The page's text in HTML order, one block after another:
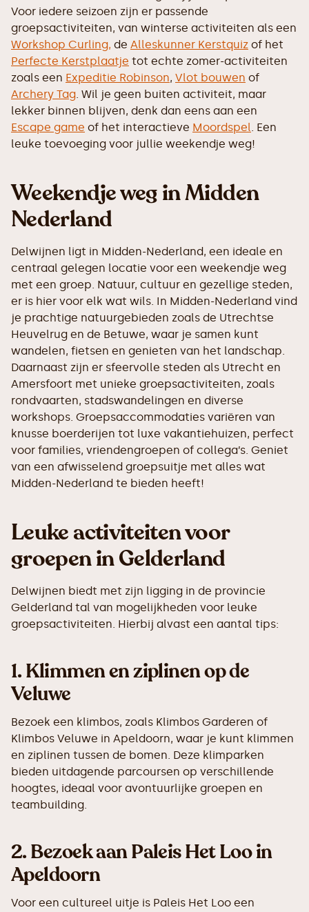
Voor iedere seizoen zijn er passende
groepsactiviteiten, van winterse activiteiten als een
Workshop Curling, de Alleskunner Kerstquiz of het
Perfecte Kerstplaatje tot echte zomer-activiteiten
zoals een Expeditie Robinson, Vlot bouwen of
Archery Tag. Wil je geen buiten activiteit, maar
lekker binnen blijven, denk dan eens aan een
Escape game of het interactieve Moordspel. Een
leuke toevoeging voor jullie weekendje weg!
Weekendje weg in Midden
Nederland
Delwijnen ligt in Midden-Nederland, een ideale en
centraal gelegen locatie voor een weekendje weg
met een groep. Natuur, cultuur en gezellige steden,
er is hier voor elk wat wils. In Midden-Nederland vind
je prachtige natuurgebieden zoals de Utrechtse
Heuvelrug en de Betuwe, waar je samen kunt
wandelen, fietsen en genieten van het landschap.
Daarnaast zijn er sfeervolle steden als Utrecht en
Amersfoort met unieke groepsactiviteiten, zoals
rondvaarten, stadswandelingen en diverse
workshops. Groepsaccommodaties variëren van
knusse boerderijen tot luxe vakantiehuizen, perfect
voor families, vriendengroepen of collega’s. Geniet
van een afwisselend groepsuitje met alles wat
Midden-Nederland te bieden heeft!
Leuke activiteiten voor
groepen in Gelderland
Delwijnen biedt met zijn ligging in de provincie
Gelderland tal van mogelijkheden voor leuke
groepsactiviteiten. Hierbij alvast een aantal tips:
1.Klimmen en ziplinen op de
Veluwe
Bezoek een klimbos, zoals Klimbos Garderen of
Klimbos Veluwe in Apeldoorn, waar je kunt klimmen
en ziplinen tussen de bomen. Deze klimparken
bieden uitdagende parcoursen op verschillende
hoogtes, ideaal voor avontuurlijke groepen en
teambuilding.
2.Bezoek aan Paleis Het Loo in
Apeldoorn
Voor een cultureel uitje is Paleis Het Loo een